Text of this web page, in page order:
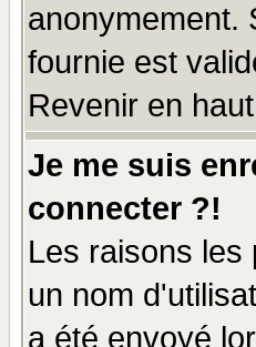
anonymement.
fournie est
Revenir en
Je me suis
connecter ?!
Les raisons les
un nom
a été envoyé